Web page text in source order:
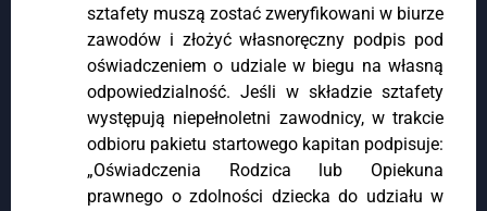
sztafety muszą zostać zweryfikowani w biurze
zawodów i złożyć własnoręczny podpis pod
oświadczeniem o udziale w biegu na własną
odpowiedzialność. Jeśli w składzie sztafety
występują niepełnoletni zawodnicy, w trakcie
odbioru pakietu startowego kapitan podpisuje:
„Oświadczenia Rodzica lub Opiekuna
prawnego o zdolności dziecka do udziału w